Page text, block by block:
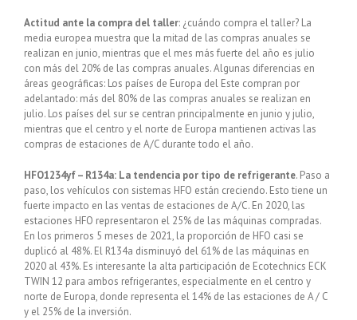
Actitud ante la compra del taller: ¿cuándo compra el taller? La
media europea muestra que la mitad de las compras anuales se
realizan en junio, mientras que el mes más fuerte del año es julio
con más del 20% de las compras anuales. Algunas diferencias en
áreas geográficas: Los países de Europa del Este compran por
adelantado: más del 80% de las compras anuales se realizan en
julio. Los países del sur se centran principalmente en junio y julio,
mientras que el centro y el norte de Europa mantienen activas las
compras de estaciones de A/C durante todo el año.
HFO1234yf – R134a: La tendencia por tipo de refrigerante. Paso a
paso, los vehículos con sistemas HFO están creciendo. Esto tiene un
fuerte impacto en las ventas de estaciones de A/C. En 2020, las
estaciones HFO representaron el 25% de las máquinas compradas.
En los primeros 5 meses de 2021, la proporción de HFO casi se
duplicó al 48%. El R134a disminuyó del 61% de las máquinas en
2020 al 43%. Es interesante la alta participación de Ecotechnics ECK
TWIN 12 para ambos refrigerantes, especialmente en el centro y
norte de Europa, donde representa el 14% de las estaciones de A / C
y el 25% de la inversión.